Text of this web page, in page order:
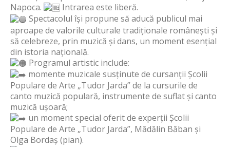
Napoca.
Intrarea este liberă.
Spectacolul își propune să aducă publicul mai
aproape de valorile culturale tradiționale românești și
să celebreze, prin muzică și dans, un moment esențial
din istoria națională.
Programul artistic include:
momente muzicale susținute de cursanții Școlii
Populare de Arte „Tudor Jarda” de la cursurile de
canto muzică populară, instrumente de suflat și canto
muzică ușoară;
un moment special oferit de experții Școlii
Populare de Arte „Tudor Jarda”, Mădălin Băban și
Olga Bordaș (pian).